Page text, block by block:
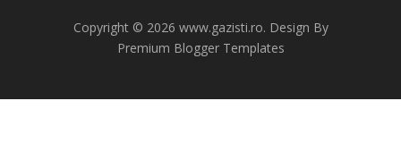
Copyright © 2026 www.gazisti.ro. Design By
Premium Blogger Templates